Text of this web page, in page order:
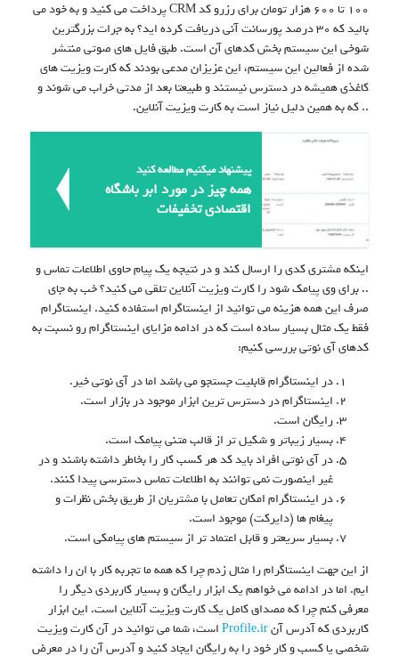
۱۰۰ تا ۶۰۰ هزار تومان برای رزرو کد CRM پرداخت می کنید و به خود می
بالید که ۳۰ درصد پورسانت آنی دریافت کرده اید؟ به جرات بزرگترین
شوخی این سیستم بخش کدهای آن است. طبق فایل های صوتی منتشر
شده از فعالین این سیستم، این عزیزان مدعی بودند که کارت ویزیت های
کاغذی همیشه در دسترس نیستند و طبیعتا بعد از مدتی خراب می شوند و
.. که به همین دلیل نیاز است به کارت ویزیت آنلاین.
پیشنهاد میکنیم مطالعه کنید
همه چیز در مورد ابر باشگاه
اقتصادی تخفیفات
اینکه مشتری کدی را ارسال کند و در نتیجه یک پیام حاوی اطلاعات تماس و
.. برای وی پیامک شود را کارت ویزیت آنلاین تلقی می کنید؟ خب به جای
صرف این همه هزینه می توانید از اینستاگرام استفاده کنید. اینستاگرام
فقط یک مثال بسیار ساده است که در ادامه مزایای اینستاگرام رو نسبت به
کدهای آی نوتی بررسی کنیم:
در اینستاگرام قابلیت جستجو می باشد اما در آی نوتی خیر.
اینستاگرام در دسترس ترین ابزار موجود در بازار است.
رایگان است.
بسیار زیباتر و شکیل تر از قالب متنی پیامک است.
در آی نوتی افراد باید کد هر کسب کار را بخاطر داشته باشند و در
غیر اینصورت نمی توانند به اطلاعات تماس دسترسی پیدا کنند.
در اینستاگرام امکان تعامل با مشتریان از طریق بخش نظرات و
پیغام ها (دایرکت) موجود است.
بسیار سریعتر و قابل اعتماد تر از سیستم های پیامکی است.
از این جهت اینستاگرام را مثال زدم چرا که همه ما تجربه کار با ان را داشته
ایم. اما در ادامه می خواهم یک ابزار رایگان و بسیار کاربردی دیگر را
معرفی کنم چرا که مصداق کامل یک کارت ویزیت آنلاین است. این ابزار
کاربردی که آدرس آنProfile.irاست، شما می توانید در آن کارت ویزیت
شخصی یا کسب و کار خود را به رایگان ایجاد کنید و آدرس آن را در معرض